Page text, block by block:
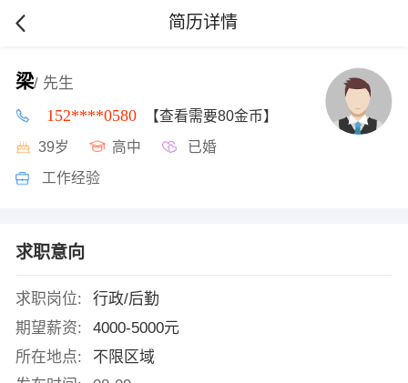
简历详情
梁/ 先生
152****0580 【查看需要80金币】
39岁 高中 已婚
工作经验
求职意向
求职岗位:
行政/后勤
期望薪资:
4000-5000元
所在地点:
不限区域